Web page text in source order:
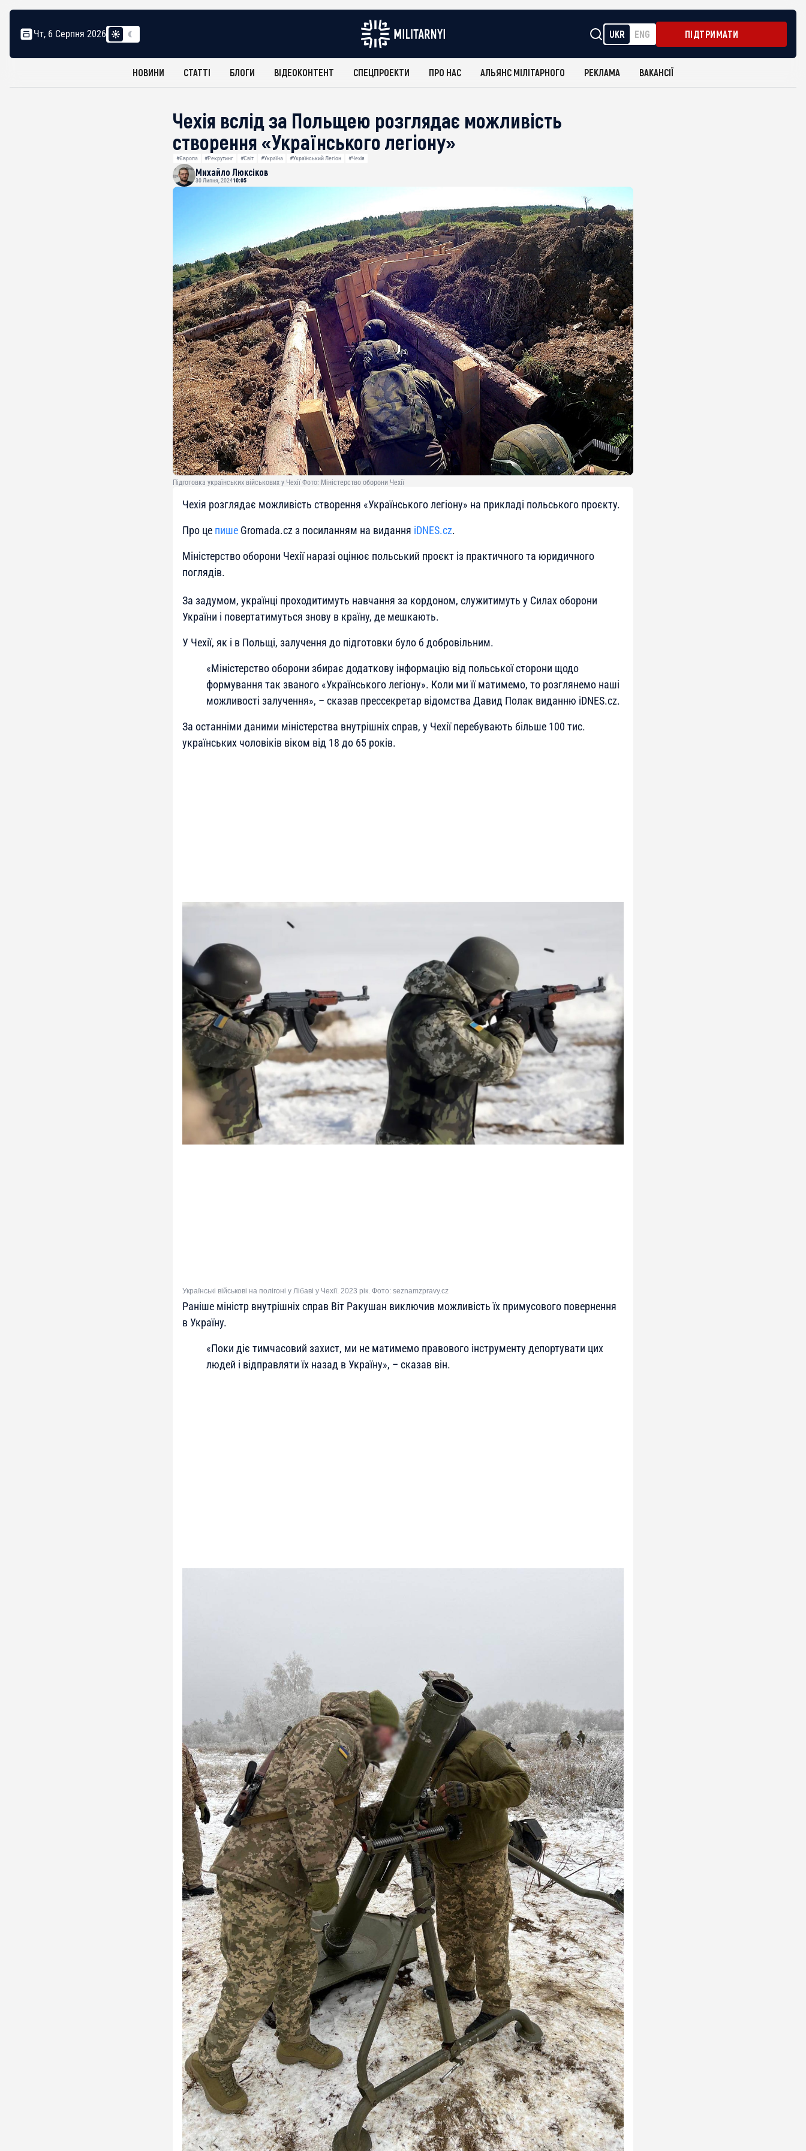
Чт, 6 Серпня 2026 UKR ENG ПІДТРИМАТИ
НОВИНИ СТАТТІ БЛОГИ ВІДЕОКОНТЕНТ СПЕЦПРОЕКТИ ПРО НАС АЛЬЯНС МІЛІТАРНОГО РЕКЛАМА ВАКАНСІЇ
Чехія вслід за Польщею розглядає можливість
створення «Українського легіону»
#Європа #Рекрутинг #Світ #Україна #Український Легіон #Чехія
Михайло Люксіков
30 Липня, 202410:05
Підготовка українських військових у Чехії Фото: Міністерство оборони Чехії
Чехія розглядає можливість створення «Українського легіону» на прикладі польського проєкту.
Про це пише Gromada.cz з посиланням на видання iDNES.cz.
Міністерство оборони Чехії наразі оцінює польський проєкт із практичного та юридичного
поглядів.
За задумом, українці проходитимуть навчання за кордоном, служитимуть у Силах оборони
України і повертатимуться знову в країну, де мешкають.
У Чехії, як і в Польщі, залучення до підготовки було б добровільним.
«Міністерство оборони збирає додаткову інформацію від польської сторони щодо
формування так званого «Українського легіону». Коли ми її матимемо, то розглянемо наші
можливості залучення», – сказав прессекретар відомства Давид Полак виданню iDNES.cz.
За останніми даними міністерства внутрішніх справ, у Чехії перебувають більше 100 тис.
українських чоловіків віком від 18 до 65 років.
Українські військові на полігоні у Лібаві у Чехії. 2023 рік. Фото: seznamzpravy.cz
Раніше міністр внутрішніх справ Віт Ракушан виключив можливість їх примусового повернення
в Україну.
«Поки діє тимчасовий захист, ми не матимемо правового інструменту депортувати цих
людей і відправляти їх назад в Україну», – сказав він.